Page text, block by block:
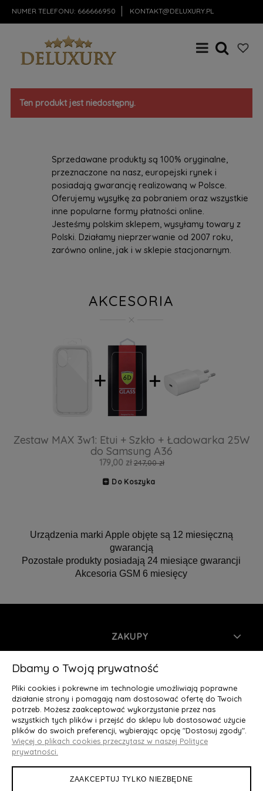
NUMER TELEFONU: 666666950 KONTAKT@DELUXURY.PL
Ten produkt jest niedostępny.
Sprzedawane produkty są 100% oryginalne,
przeznaczone na nasz, europejski rynek i
posiadają gwarancję realizowaną w Polsce.
Oferujemy wysyłkę za pobraniem oraz wszystkie
inne popularne formy płatności online.
Jesteśmy polskim sklepem, wysyłamy towary z
Polski. Działamy nieprzerwanie od 2007 roku,
zarówno online, jak i w sklepie stacjonarnym.
AKCESORIA
Zestaw MAX 3w1: Etui + Szkło + Ładowarka 25W
do Samsung A36
179,00 zł 247,00 zł
Do Koszyka
Urządzenia marki Apple objęte są 12 miesięczną
gwarancją
Pozostałe produkty posiadają 24 miesiące gwarancji
Akcesoria GSM 6 miesięcy
ZAKUPY
INFORMACJE
MOJE KONTO
O NAS
Deluxury.pl
Dbamy o Twoją prywatność
Pliki cookies i pokrewne im technologie umożliwiają poprawne
działanie strony i pomagają nam dostosować ofertę do Twoich
potrzeb. Możesz zaakceptować wykorzystanie przez nas
wszystkich tych plików i przejść do sklepu lub dostosować użycie
plików do swoich preferencji, wybierając opcję "Dostosuj zgody".
Więcej o plikach cookies przeczytasz w naszej Polityce
prywatności.
ZAAKCEPTUJ TYLKO NIEZBĘDNE